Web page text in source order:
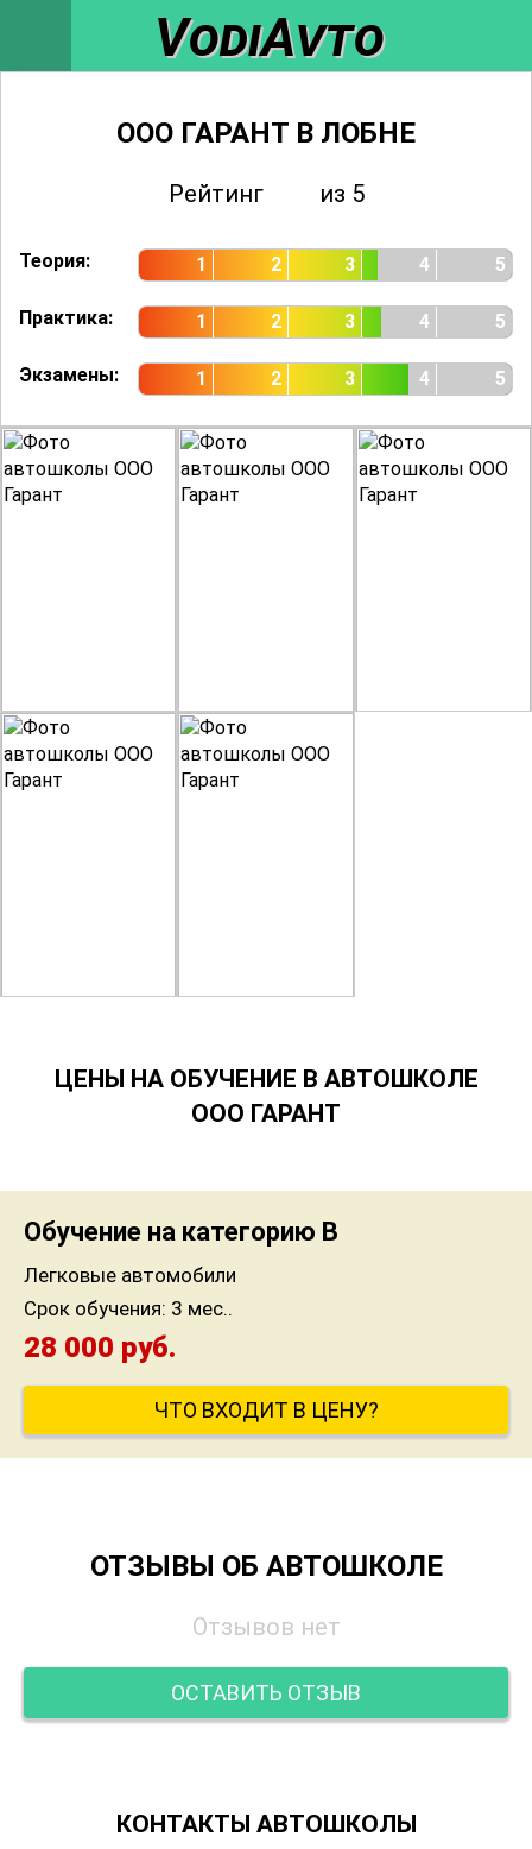
VodiAvto
ООО ГАРАНТ В ЛОБНЕ
Рейтинг из 5
Теория:
1 2 3 4 5
Практика: 1 2 3 4 5
Экзамены: 1 2 3 4 5
ЦЕНЫ НА ОБУЧЕНИЕ В АВТОШКОЛЕ
ООО ГАРАНТ
Обучение на категорию B
Легковые автомобили
Срок обучения: 3 мес..
28 000 руб.
ЧТО ВХОДИТ В ЦЕНУ?
ОТЗЫВЫ ОБ АВТОШКОЛЕ
Отзывов нет
ОСТАВИТЬ ОТЗЫВ
КОНТАКТЫ АВТОШКОЛЫ